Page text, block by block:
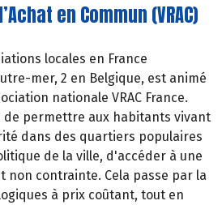
en Commun (VRAC)
locales en France
mer, 2 en Belgique, est animé
nationale VRAC France.
de permettre aux habitants vivant
dans des quartiers populaires
de la ville, d'accéder à une
non contrainte. Cela passe par la
à prix coûtant, tout en